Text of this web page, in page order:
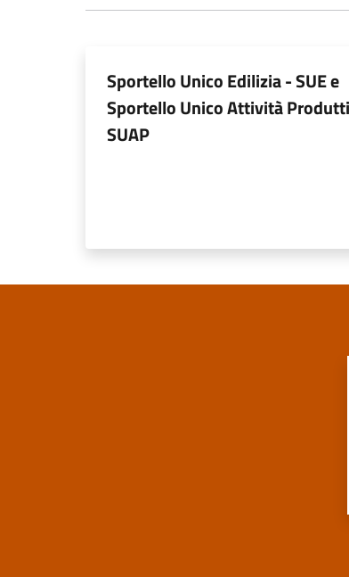
Sportello Unico Edilizia - SUE e
Sportello Unico Attività
SUAP